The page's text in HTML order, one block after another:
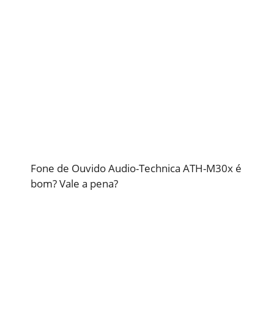
Fone de Ouvido Audio-Technica ATH-M30x é
bom? Vale a pena?